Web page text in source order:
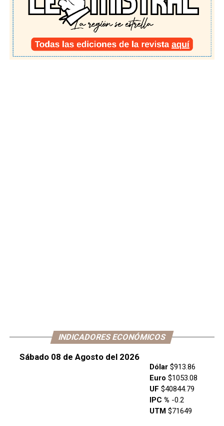
INDICADORES ECONÓMICOS
Sábado 08 de Agosto del 2026
Dólar$913.86
Euro $1053.08
UF $40844.79
IPC % -0.2
UTM$71649